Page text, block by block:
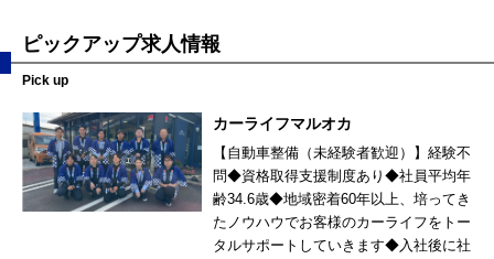
ピックアップ求人情報
Pick up
カーライフマルオカ
【自動車整備（未経験者歓迎）】経験不
問◆資格取得支援制度あり◆社員平均年
齢34.6歳◆地域密着60年以上、培ってき
たノウハウでお客様のカーライフをトー
タルサポートしていきます◆入社後に社